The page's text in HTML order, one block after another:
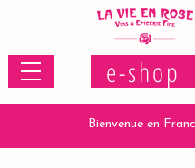
Bienvenue en
e-shop